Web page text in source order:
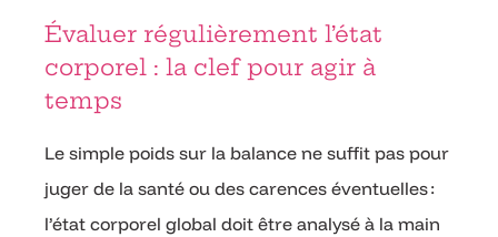
Évaluer régulièrement l’état
corporel : la clef pour agir à
temps
Le simple poids sur la balance ne suffit pas pour
juger de la santé ou des carences éventuelles :
l’état corporel global doit être analysé à la main